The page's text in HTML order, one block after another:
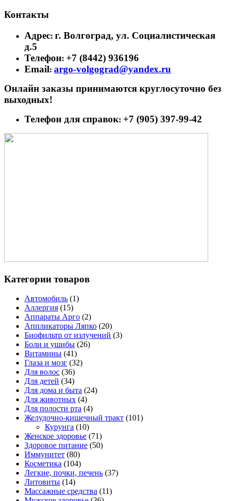
Контакты
Адрес: г. Волгоград, ул. Социалистическая
д.5
Телефон: +7 (8442) 936196
Email: argo-volgograd@yandex.ru
Онлайн заказы принимаются круглосуточно без
выходных!
Телефон для справок: +7 (905) 397-99-42
Категории товаров
Автомобиль (1)
Аллергия (15)
Аппараты Арго (2)
Аппликаторы Ляпко (20)
Биофильтр от излучений (3)
Боли и ушибы (26)
Витамины (41)
Глаза и мозг (32)
Для волос (36)
Для детей (34)
Для дома и быта (24)
Для животных (4)
Для полости рта (4)
Желудочно-кишечный тракт (101)
Курунга (10)
Женское здоровье (71)
Здоровое питание (50)
Иммунитет (80)
Косметика (104)
Легкие, почки, печень (37)
Литовиты (14)
Массажные средства (11)